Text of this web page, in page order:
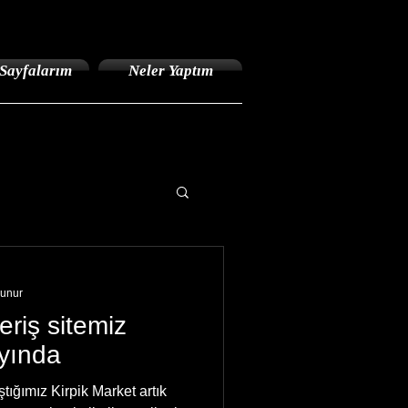
Neler Yaptım
sitemiz
Kirpik Market artık